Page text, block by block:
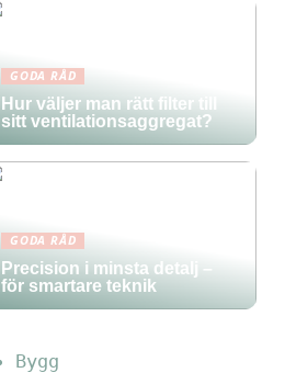
GODA RÅD
Hur väljer man rätt filter till
sitt ventilationsaggregat?
GODA RÅD
Precision i minsta detalj –
för smartare teknik
Bygg